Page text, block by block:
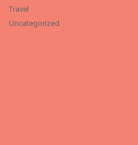
Travel
Uncategorized